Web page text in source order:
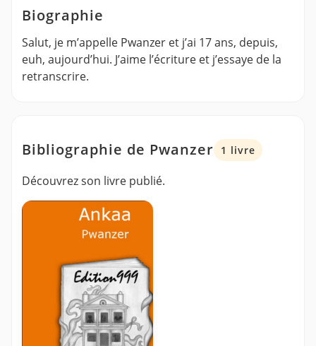
Biographie
Salut, je m’appelle Pwanzer et j’ai 17 ans, depuis,
euh, aujourd’hui. J’aime l’écriture et j’essaye de la
retranscrire.
Bibliographie de Pwanzer 1 livre
Découvrez son livre publié.